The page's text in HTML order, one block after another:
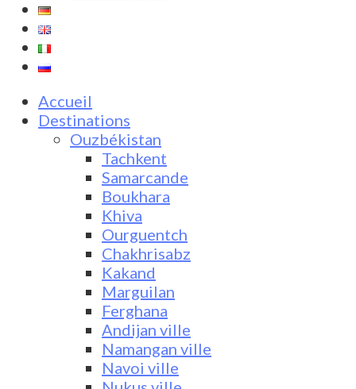
Accueil
Destinations
Ouzbékistan
Tachkent
Samarcande
Boukhara
Khiva
Ourguentch
Chakhrisabz
Kakand
Marguilan
Ferghana
Andijan ville
Namangan ville
Navoi ville